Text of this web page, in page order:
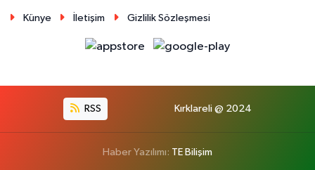
Künye İletişim Gizlilik Sözleşmesi
RSS Kırklareli @ 2024
Haber Yazılımı: TE Bilişim